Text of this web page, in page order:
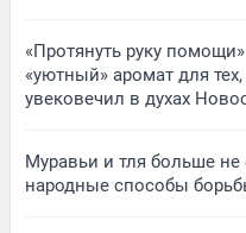
«Протянуть руку
«уютный» аромат для
увековечил в духах
Муравьи и тля больше не
народные способы